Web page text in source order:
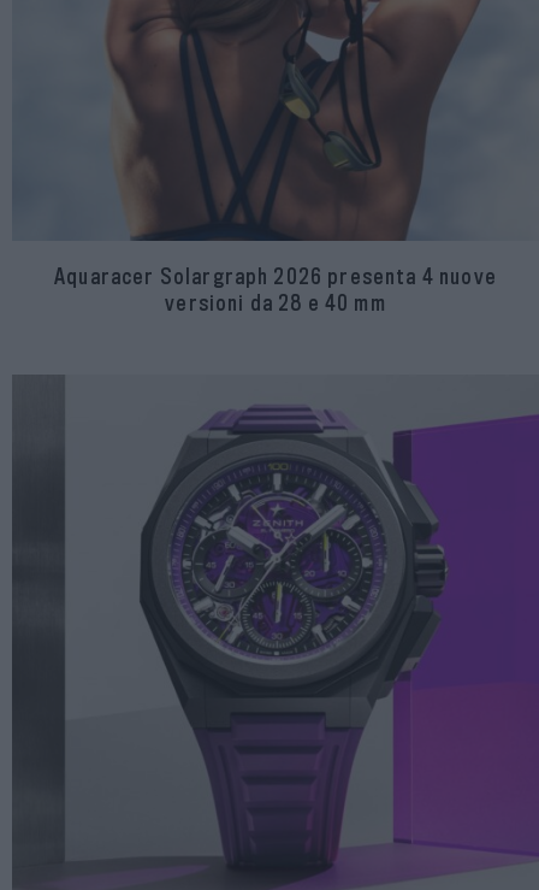
Aquaracer Solargraph 2026 presenta 4 nuove
versioni da 28 e 40 mm